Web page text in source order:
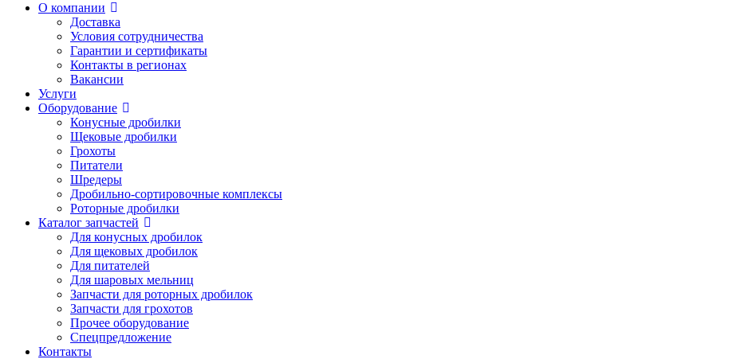
О компании
Доставка
Условия сотрудничества
Гарантии и сертификаты
Контакты в регионах
Вакансии
Услуги
Оборудование
Конусные дробилки
Щековые дробилки
Грохоты
Питатели
Шредеры
Дробильно-сортировочные комплексы
Роторные дробилки
Каталог запчастей
Для конусных дробилок
Для щековых дробилок
Для питателей
Для шаровых мельниц
Запчасти для роторных дробилок
Запчасти для грохотов
Прочее оборудование
Спецпредложение
Контакты